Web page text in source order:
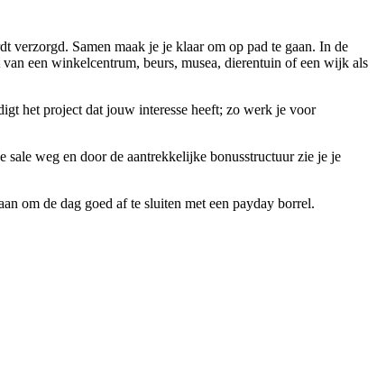
verzorgd. Samen maak je je klaar om op pad te gaan. In de
een winkelcentrum, beurs, musea, dierentuin of een wijk als
het project dat jouw interesse heeft; zo werk je voor
sale weg en door de aantrekkelijke bonusstructuur zie je je
om de dag goed af te sluiten met een payday borrel.